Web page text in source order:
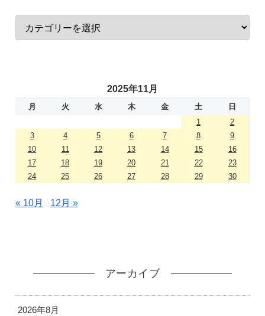
2025年11月
月 火 水 木 金 土
日
1
2
3
4 5 6 7 8
9
10
11 12 13 14 15
16
17
18 19 20 21 22
23
24
25 26 27 28 29 30
« 10月 12月 »
アーカイブ
2026年8月